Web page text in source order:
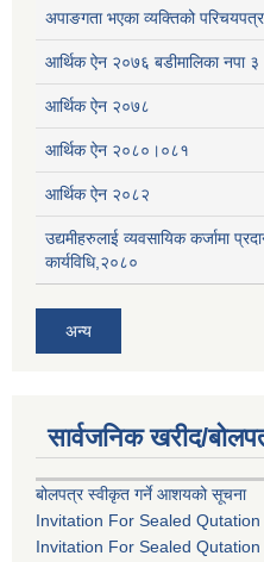
अपाङगता भएका व्यक्तिको
आर्थिक ऐन २०७६ बडीमालिका नपा
आर्थिक ऐन २०७८
आर्थिक ऐन २०८०।०८१
आर्थिक ऐन २०८२
उद्यमीहरुलाई व्यवसायिक कर्जामा
कार्यविधि,२०८०
अन्य
सार्वजनिक खरीद/
बोलपत्र स्वीकृत गर्ने आशयको सूचना
Invitation For Sealed Qutation
Invitation For Sealed Qutation